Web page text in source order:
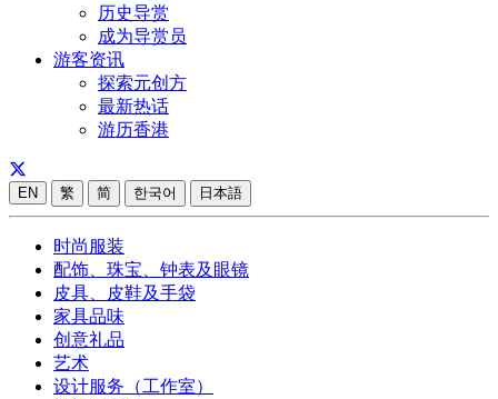
历史导赏
成为导赏员
游客资讯
探索元创方
最新热话
游历香港
EN 繁 简 한국어 日本語
时尚服装
配饰、珠宝、钟表及眼镜
皮具、皮鞋及手袋
家具品味
创意礼品
艺术
设计服务（工作室）